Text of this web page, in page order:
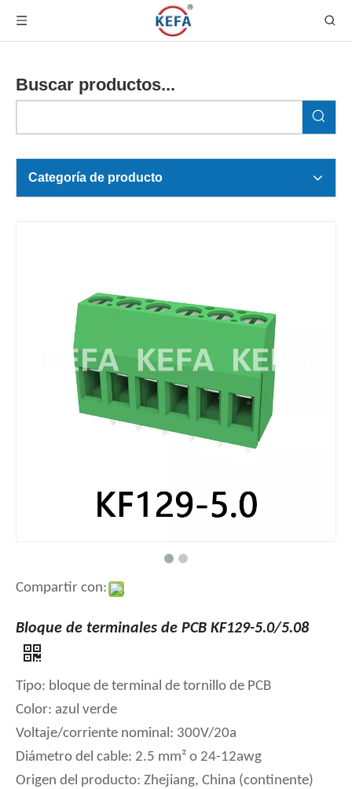
Buscar productos...
Categoría de producto
Compartir con:
Bloque de terminales de PCB KF129-5.0/5.08
Tipo: bloque de terminal de tornillo de PCB
Color: azul verde
Voltaje/corriente nominal: 300V/20a
Diámetro del cable: 2.5 mm² o 24-12awg
Origen del producto: Zhejiang, China (continente)